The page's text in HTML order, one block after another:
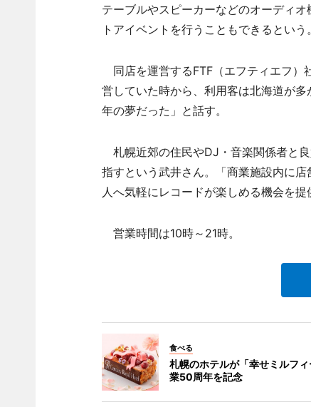
テーブルやスピーカーなどのオーディ
トアイベントを行うこともできるという。
同店を運営するFTF（エフティエフ）
営していた時から、利用客は北海道が
年の夢だった」と話す。
札幌近郊の住民やDJ・音楽関係者と
指すという武井さん。「商業施設内に
人へ気軽にレコードが楽しめる機会を提
営業時間は10時～21時。
食べる
札幌のホテルが「幸せミルフィ
業50周年を記念